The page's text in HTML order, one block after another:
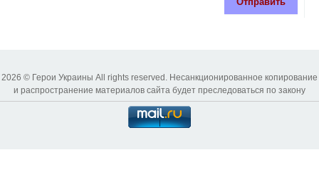
2026 © Герои Украины All rights reserved. Несанкционированное копирование
и распространение материалов сайта будет преследоваться по закону